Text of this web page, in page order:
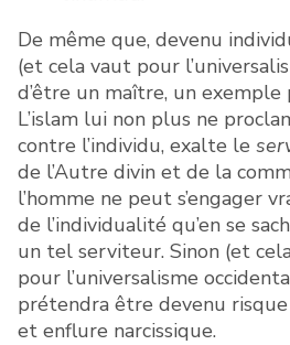
De même que, devenu
(et cela vaut pour
d’être un maître, un
L’islam lui non plus ne
contre l’individu, exalte le
de l’Autre divin et de la
l’homme ne peut s’engager
de l’individualité qu’en se
un tel serviteur. Sinon (et
pour l’universalisme
prétendra être devenu risque
et enflure narcissique.